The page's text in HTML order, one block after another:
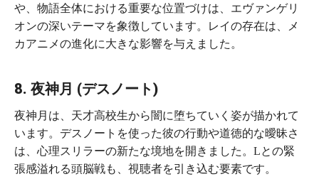
や、物語全体における重要な位置づけは、エヴァンゲリ
オンの深いテーマを象徴しています。レイの存在は、メ
カアニメの進化に大きな影響を与えました。
8. 夜神月 (デスノート)
夜神月は、天才高校生から闇に堕ちていく姿が描かれて
います。デスノートを使った彼の行動や道徳的な曖昧さ
は、心理スリラーの新たな境地を開きました。Lとの緊
張感溢れる頭脳戦も、視聴者を引き込む要素です。